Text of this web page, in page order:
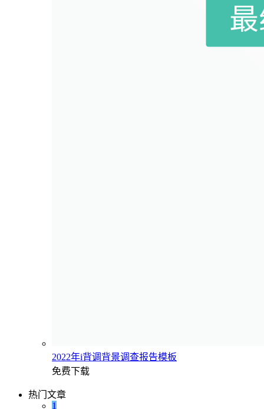
2022年i背调背景调查报告模板
免费下载
热门文章
1